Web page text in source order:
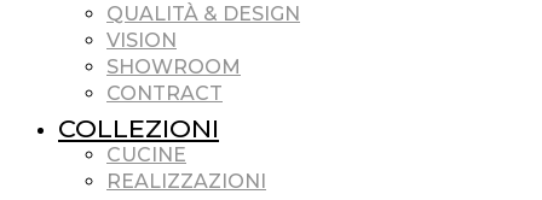
QUALITÀ & DESIGN
VISION
SHOWROOM
CONTRACT
COLLEZIONI
CUCINE
REALIZZAZIONI